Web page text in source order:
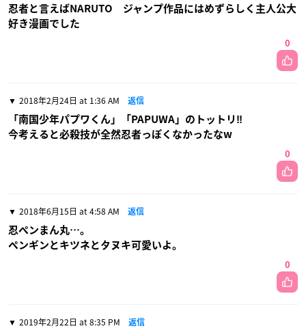
忍者と言えばNARUTO ジャンプ作品にはめずらしく主人公大
好き漫画でした
0
2018年2月24日 at 1:36 AM 返信
「南国少年パプワくん」「PAPUWA」のトットリ‼️
今考えると必殺技が全然忍者っぽくなかったなw
0
2018年6月15日 at 4:58 AM 返信
忍ペンまん丸…。
ペンギンとキツネとタヌキ可愛いよ。
0
2019年2月22日 at 8:35 PM 返信